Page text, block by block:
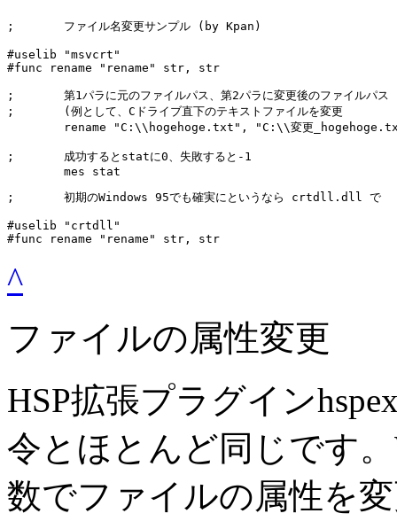
;	ファイル名変更サンプル (by Kpan)
#uselib "msvcrt"
#func rename "rename" str, str
;	第1パラに元のファイルパス、第2パラに変更後のファイルパス
;	(例として、Cドライブ直下のテキストファイルを変更
;	成功するとstatに0、失敗すると-1
	mes stat
;	初期のWindows 95でも確実にというなら crtdll.dll で
#uselib "crtdll"
#func rename "rename" str, str
^
ファイルの属性変更
HSP拡張プラグイン
令とほとんど同じです
数でファイルの属性を